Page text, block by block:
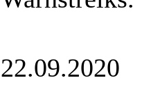
22.09.2020